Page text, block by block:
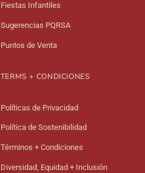
Fiestas Infantiles
Sugerencias PQRSA
Puntos de Venta
TERMS + CONDICIONES
Políticas de Privacidad
Política de Sostenibilidad
Términos + Condiciones
Diversidad, Equidad + Inclusión